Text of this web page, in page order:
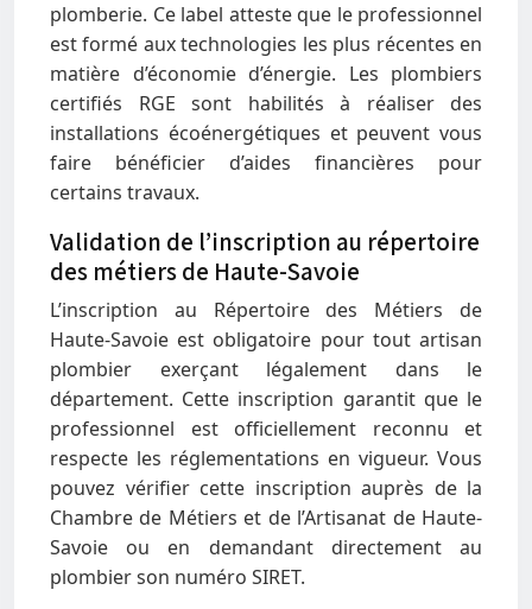
plomberie. Ce label atteste que le professionnel
est formé aux technologies les plus récentes en
matière d’économie d’énergie. Les plombiers
certifiés RGE sont habilités à réaliser des
installations écoénergétiques et peuvent vous
faire bénéficier d’aides financières pour
certains travaux.
Validation de l’inscription au répertoire
des métiers de Haute-Savoie
L’inscription au Répertoire des Métiers de
Haute-Savoie est obligatoire pour tout artisan
plombier exerçant légalement dans le
département. Cette inscription garantit que le
professionnel est officiellement reconnu et
respecte les réglementations en vigueur. Vous
pouvez vérifier cette inscription auprès de la
Chambre de Métiers et de l’Artisanat de Haute-
Savoie ou en demandant directement au
plombier son numéro SIRET.